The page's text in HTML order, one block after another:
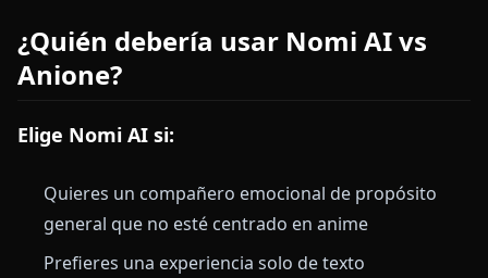
¿Quién debería usar Nomi AI vs
Anione?
Elige Nomi AI si:
Quieres un compañero emocional de propósito
general que no esté centrado en anime
Prefieres una experiencia solo de texto